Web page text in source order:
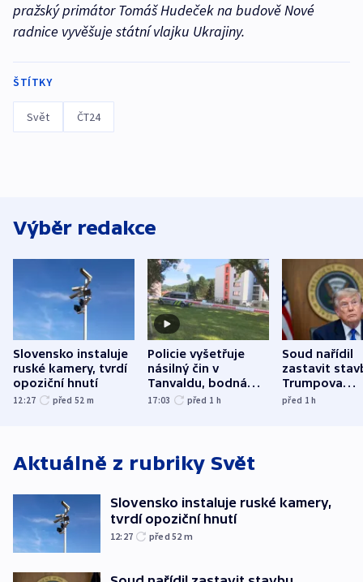
pražský primátor Tomáš Hudeček na budově Nové
radnice vyvěšuje státní vlajku Ukrajiny.
ŠTÍTKY
Svět ČT24
Výběr redakce
Slovensko instaluje
ruské kamery, tvrdí
opoziční hnutí
12:27 před 52 m
Policie vyšetřuje
násilný čin v
Tanvaldu, bodná
zranění při něm
17:03 před 1 h
Soud nařídil
zastavit
Trumpova
tanečního
před 1h
Aktuálně z rubriky Svět
Slovensko instaluje ruské kamery,
tvrdí opoziční hnutí
12:27 před 52 m